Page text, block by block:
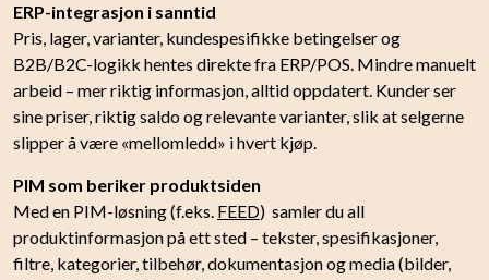
ERP-integrasjon i sanntid
Pris, lager, varianter, kundespesifikke betingelser og
B2B/B2C-logikk hentes direkte fra ERP/POS. Mindre manuelt
arbeid – mer riktig informasjon, alltid oppdatert. Kunder ser
sine priser, riktig saldo og relevante varianter, slik at selgerne
slipper å være «mellomledd» i hvert kjøp.
PIM som beriker produktsiden
Med en PIM-løsning (f.eks. FEED) samler du all
produktinformasjon på ett sted – tekster, spesifikasjoner,
filtre, kategorier, tilbehør, dokumentasjon og media (bilder,